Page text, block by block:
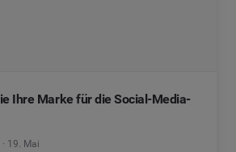
Ihre Marke für die Social-Media-
19. Mai